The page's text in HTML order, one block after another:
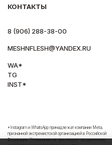
КОНТАКТЫ
8 (906) 288-38-00
MESHNFLESH@YANDEX.RU
WA*
TG
INST*
*Instagram и WhatsApp принадлежат компании Meta,
признанной экстремистской организацией в Российской
Федерации. Упоминание не преследует продвижение,